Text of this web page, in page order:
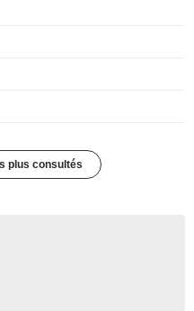
plus consultés